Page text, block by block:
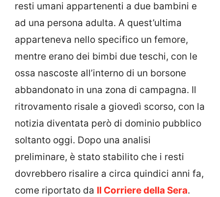
resti umani appartenenti a due bambini e
ad una persona adulta. A quest’ultima
apparteneva nello specifico un femore,
mentre erano dei bimbi due teschi, con le
ossa nascoste all’interno di un borsone
abbandonato in una zona di campagna. Il
ritrovamento risale a giovedì scorso, con la
notizia diventata però di dominio pubblico
soltanto oggi. Dopo una analisi
preliminare, è stato stabilito che i resti
dovrebbero risalire a circa quindici anni fa,
come riportato da Il Corriere della Sera.